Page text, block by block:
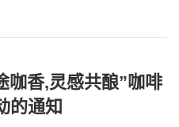
咖香,灵感共酿”咖啡
的通知